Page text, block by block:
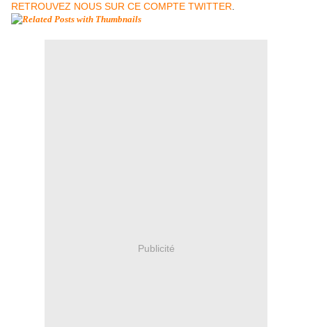
RETROUVEZ NOUS SUR CE COMPTE TWITTER
Publicité